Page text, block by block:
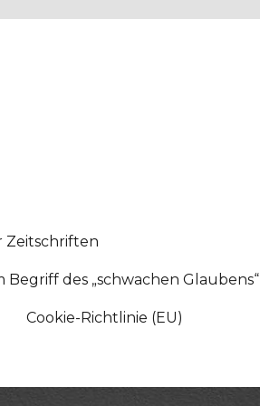
Zeitschriften
des „schwachen Glaubens“
Cookie-Richtlinie (EU)